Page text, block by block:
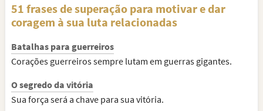
51 frases de superação para motivar e dar
coragem à sua luta relacionadas
Batalhas para guerreiros
Corações guerreiros sempre lutam em guerras gigantes.
O segredo da vitória
Sua força será a chave para sua vitória.